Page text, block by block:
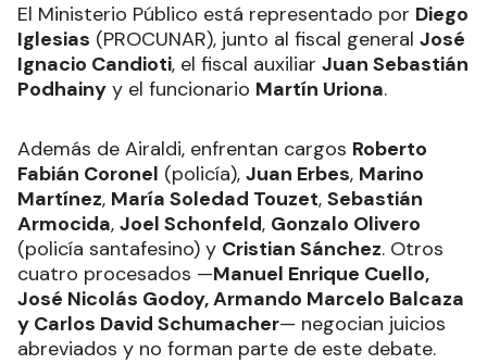
El Ministerio Público está representado por Diego
Iglesias (PROCUNAR), junto al fiscal general José
Ignacio Candioti, el fiscal auxiliar Juan Sebastián
Podhainy y el funcionario Martín Uriona.
Además de Airaldi, enfrentan cargos Roberto
Fabián Coronel (policía), Juan Erbes, Marino
Martínez, María Soledad Touzet, Sebastián
Armocida, Joel Schonfeld, Gonzalo Olivero
(policía santafesino) y Cristian Sánchez. Otros
cuatro procesados —Manuel Enrique Cuello,
José Nicolás Godoy, Armando Marcelo Balcaza
y Carlos David Schumacher— negocian juicios
abreviados y no forman parte de este debate.